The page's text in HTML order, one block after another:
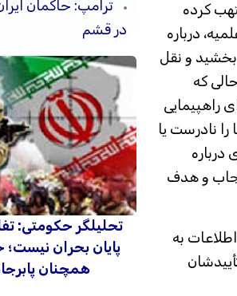
کرده
درباره
بخشید و نقل
که
راهپیمایی
نادرست یا
و هدف
به
ترامپ: حاکمان
در قشم
تحلیلگر حکومتی:
پایان بحران
همچنان